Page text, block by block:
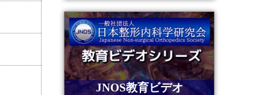
JNOS教育ビデオ